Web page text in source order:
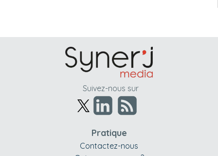
Suivez-nous sur
Pratique
Contactez-nous